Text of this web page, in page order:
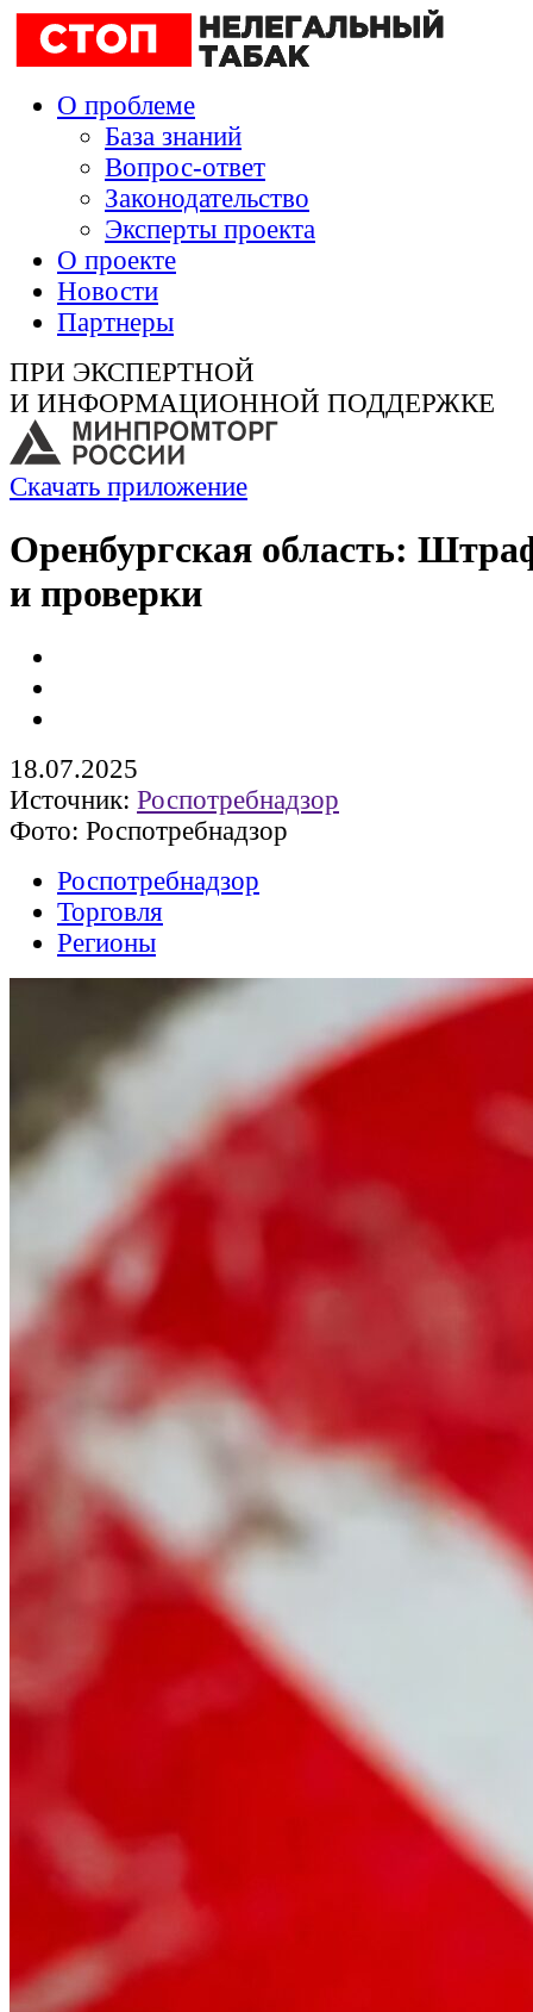
О проблеме
База знаний
Вопрос-ответ
Законодательство
Эксперты проекта
О проекте
Новости
Партнеры
ПРИ ЭКСПЕРТНОЙ
И ИНФОРМАЦИОННОЙ ПОДДЕРЖКЕ
Скачать приложение
Оренбургская область:
и проверки
18.07.2025
Источник: Роспотребнадзор
Фото: Роспотребнадзор
Роспотребнадзор
Торговля
Регионы